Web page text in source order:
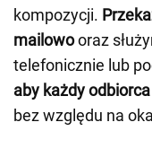
kompozycji.
mailowooraz
telefonicznie lub
aby każdy
bez względu na